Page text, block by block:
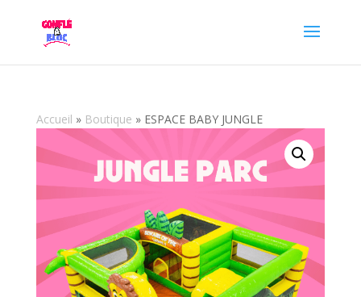
Accueil » Boutique » ESPACE BABY JUNGLE